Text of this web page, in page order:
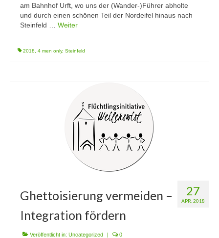
am Bahnhof Urft, wo uns der (Wander-)Führer abholte
und durch einen schönen Teil der Nordeifel hinaus nach
Steinfeld … Weiter
2018 4 men only, Steinfeld
27
APR. 2018
Ghettoisierung vermeiden –
Integration fördern
Veröffentlicht in: Uncategorized | 0